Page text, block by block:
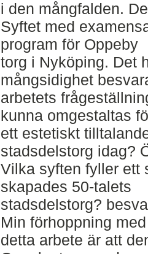
i den mångfalden.
Syftet med
program för Oppeby
torg i Nyköping. Det
mångsidighet
arbetets
kunna omgestaltas
ett estetiskt
stadsdelstorg idag?
Vilka syften fyller ett
skapades 50-talets
stadsdelstorg?
Min förhoppning med
detta arbete är att